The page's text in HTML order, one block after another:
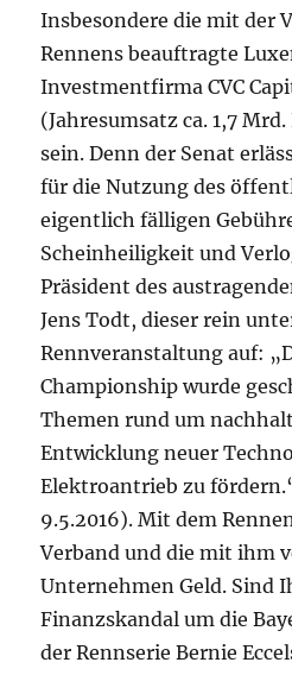
Insbesondere die mit der
Rennens beauftragte
Investmentfirma CVC
(Jahresumsatz ca. 1,7
sein. Denn der Senat
für die Nutzung des
eigentlich fälligen
Scheinheiligkeit und
Präsident des
Jens Todt, dieser rein
Rennveranstaltung auf:
Championship wurde
Themen rund um
Entwicklung neuer
Elektroantrieb zu
9.5.2016). Mit dem
Verband und die mit ihm
Unternehmen Geld. Sind
Finanzskandal um die
der Rennserie Bernie